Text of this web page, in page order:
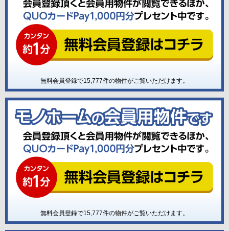
無料会員登録で15,777件の物件がご覧いただけます。
無料会員登録で15,777件の物件がご覧いただけます。